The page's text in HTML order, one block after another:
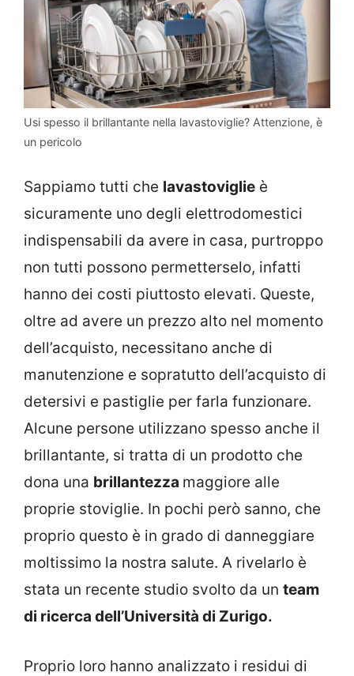
Usi spesso il brillantante nella lavastoviglie? Attenzione, è
un pericolo
Sappiamo tutti che lavastoviglie è
sicuramente uno degli elettrodomestici
indispensabili da avere in casa, purtroppo
non tutti possono permetterselo, infatti
hanno dei costi piuttosto elevati. Queste,
oltre ad avere un prezzo alto nel momento
dell’acquisto, necessitano anche di
manutenzione e sopratutto dell’acquisto di
detersivi e pastiglie per farla funzionare.
Alcune persone utilizzano spesso anche il
brillantante, si tratta di un prodotto che
dona una brillantezza maggiore alle
proprie stoviglie. In pochi però sanno, che
proprio questo è in grado di danneggiare
moltissimo la nostra salute. A rivelarlo è
stata un recente studio svolto da un team
di ricerca dell’Università di Zurigo.
Proprio loro hanno analizzato i residui di